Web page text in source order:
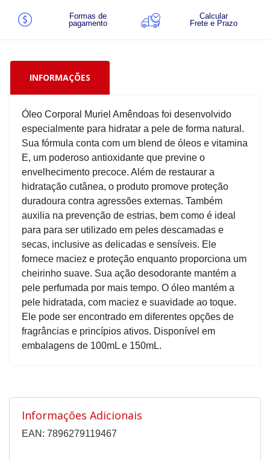
Formas de
pagamento
Calcular
Frete e Prazo
INFORMAÇÕES
Óleo Corporal Muriel Amêndoas foi desenvolvido
especialmente para hidratar a pele de forma natural.
Sua fórmula conta com um blend de óleos e vitamina
E, um poderoso antioxidante que previne o
envelhecimento precoce. Além de restaurar a
hidratação cutânea, o produto promove proteção
duradoura contra agressões externas. Também
auxilia na prevenção de estrias, bem como é ideal
para para ser utilizado em peles descamadas e
secas, inclusive as delicadas e sensíveis. Ele
fornece maciez e proteção enquanto proporciona um
cheirinho suave. Sua ação desodorante mantém a
pele perfumada por mais tempo. O óleo mantém a
pele hidratada, com maciez e suavidade ao toque.
Ele pode ser encontrado em diferentes opções de
fragrâncias e princípios ativos. Disponível em
embalagens de 100mL e 150mL.
Informações Adicionais
EAN: 7896279119467